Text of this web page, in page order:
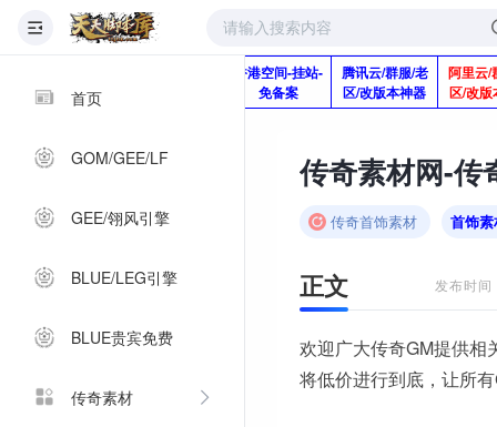
首页
GOM/GEE/LF
GEE/翎风引擎
BLUE/LEG引擎
BLUE贵宾免费
传奇素材
Q920992345
香港空间-挂站-
免备案
腾讯云/群服/老
区/改版本神器
阿里云/
区/改版
传奇首饰素材 首饰
正文 发布时
欢迎广大传奇GM提供相
将低价进行到底，让所